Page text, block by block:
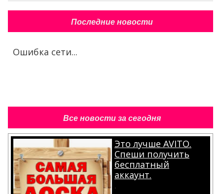
Последние новости
Ошибка сети...
Все новости за сегодня
Это лучше AVITO.
Спеши получить
бесплатный
аккаунт.
.